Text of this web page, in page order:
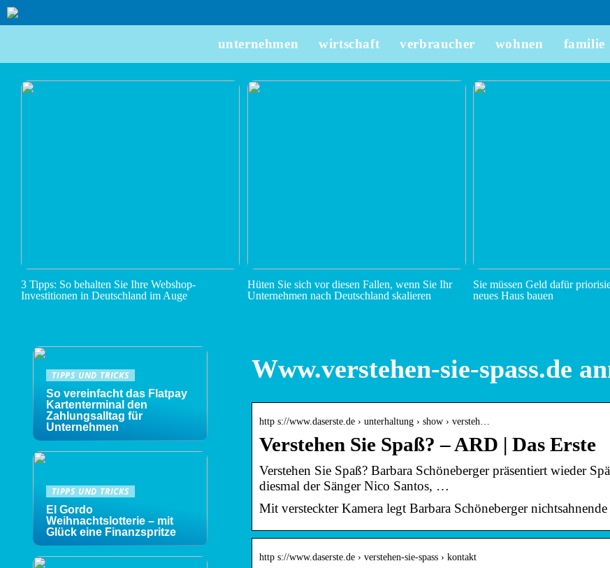
unternehmen wirtschaft verbraucher wohnen familie
3 Tipps: So behalten Sie Ihre Webshop-
Investitionen in Deutschland im Auge
Hüten Sie sich vor diesen Fallen, wenn Sie Ihr
Unternehmen nach Deutschland skalieren
Sie müssen Geld dafür
neues Haus bauen
Www.verstehen-sie-spass.de
http s://www.daserste.de › unterhaltung › show › versteh…
Verstehen Sie Spaß? – ARD | Das Erste
Verstehen Sie Spaß? Barbara Schöneberger präsentiert wieder
diesmal der Sänger Nico Santos, …
Mit versteckter Kamera legt Barbara Schöneberger nichtsahnende
http s://www.daserste.de › verstehen-sie-spass › kontakt
TIPPS UND TRICKS
So vereinfacht das Flatpay
Kartenterminal den
Zahlungsalltag für
Unternehmen
TIPPS UND TRICKS
El Gordo
Weihnachtslotterie – mit
Glück eine Finanzspritze